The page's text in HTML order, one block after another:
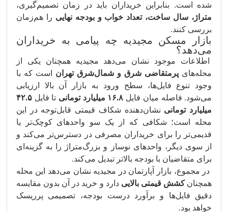
شده است. بنابراین خریداران باید در زمان تصمیم‌گیری،
متراژ، سال ساخت، تعداد خواب و بودجه نهایی را هم‌زمان
بررسی کنند.
بازار مسکن مجیدیه چه پیامی به خریداران
می‌دهد؟
اطلاعات موجود نشان می‌دهد مجیدیه همچنان یکی از
محله‌های پرمتقاضی شرق و شمال‌شرق تهران است که با
وجود تنوع فایل‌ها، سطح ورود به بازار آن بالا ارزیابی
می‌شود. فاصله میان فایل ۱۶.۸ میلیارد تومانی تا فایل۴۲.۵
میلیارد تومانی نشان‌دهنده شکاف قیمتی قابل‌توجه در این
محله است؛ شکافی که از یک سو واحدهای کوچک‌تر یا
قدیمی‌تر را برای خریداران مصرفی در دسترس‌تر می‌کند و
از سوی دیگر، واحدهای نوساز و بزرگ‌متراژ را به گزینه‌ای
برای متقاضیان با بودجه بالاتر تبدیل می‌کند.
در مجموع، بازار آپارتمان در مجیدیه نشان می‌دهد این محله
همچنانکشش قیمتی بالایی دارد و خرید در آن بدون مقایسه
دقیق فایل‌ها و برآورد درست بودجه، تصمیمی پرریسک
خواهد بود.